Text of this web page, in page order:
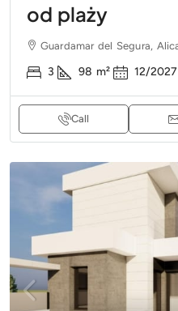
od plaży
Guardamar del Segura,
3 98 m² 12/2027
Call